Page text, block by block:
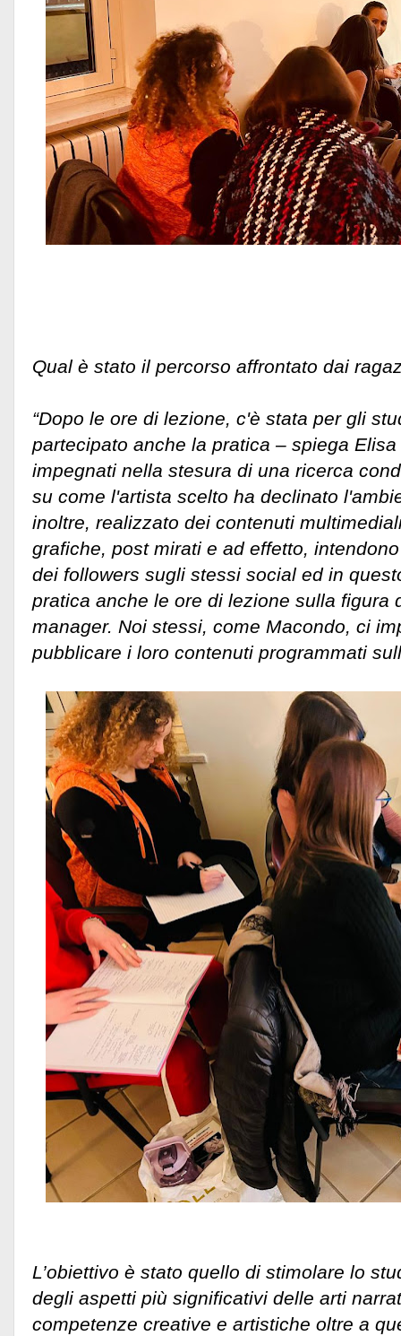
Qual è stato il percorso affrontato dai
“Dopo le ore di lezione, c'è stata per gli
partecipato anche la pratica – spiega
impegnati nella stesura di una ricerca
su come l'artista scelto ha declinato
inoltre, realizzato dei contenuti
grafiche, post mirati e ad effetto,
dei followers sugli stessi social ed in
pratica anche le ore di lezione sulla figura
manager. Noi stessi, come Macondo, ci
pubblicare i loro contenuti programmati
L’obiettivo è stato quello di stimolare lo
degli aspetti più significativi delle arti
competenze creative e artistiche oltre a